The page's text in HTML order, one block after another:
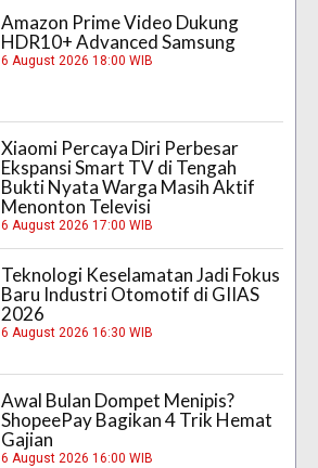
Amazon Prime Video Dukung
HDR10+ Advanced Samsung
6 August 2026 18:00 WIB
Xiaomi Percaya Diri Perbesar
Ekspansi Smart TV di Tengah
Bukti Nyata Warga Masih Aktif
Menonton Televisi
6 August 2026 17:00 WIB
Teknologi Keselamatan Jadi Fokus
Baru Industri Otomotif di GIIAS
2026
6 August 2026 16:30 WIB
Awal Bulan Dompet Menipis?
ShopeePay Bagikan 4 Trik Hemat
Gajian
6 August 2026 16:00 WIB